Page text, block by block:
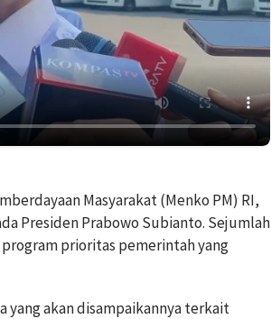
Masyarakat (Menko PM) RI,
Presiden Prabowo Subianto. Sejumlah
prioritas pemerintah yang
yang akan disampaikannya terkait